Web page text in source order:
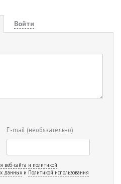
Войти
E-mail (необязательно)
веб-сайта и политикой
данных и Политикой использования